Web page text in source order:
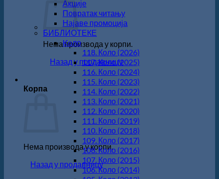
Нема производа у корпи.
Назад у продавницу
Корпа
Нема производа у корпи.
Назад у продавницу
Акције
Повратак читању
Најаве промоција
БИБЛИОТЕКЕ
Koло
118. Коло (2026)
117. Коло (2025)
116. Коло (2024)
115. Коло (2023)
114. Коло (2022)
113. Коло (2021)
112. Коло (2020)
111. Коло (2019)
110. Коло (2018)
109. Коло (2017)
108. Коло (2016)
107. Коло (2015)
106. Коло (2014)